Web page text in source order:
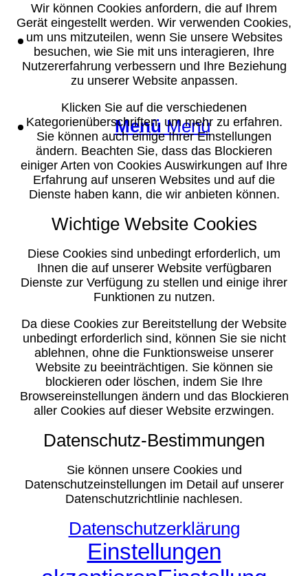
Suche
Menü Menü
Wir können Cookies anfordern, die auf Ihrem
Gerät eingestellt werden. Wir verwenden Cookies,
um uns mitzuteilen, wenn Sie unsere Websites
besuchen, wie Sie mit uns interagieren, Ihre
Nutzererfahrung verbessern und Ihre Beziehung
zu unserer Website anpassen.
Klicken Sie auf die verschiedenen
Kategorienüberschriften, um mehr zu erfahren.
Sie können auch einige Ihrer Einstellungen
ändern. Beachten Sie, dass das Blockieren
einiger Arten von Cookies Auswirkungen auf Ihre
Erfahrung auf unseren Websites und auf die
Dienste haben kann, die wir anbieten können.
Wichtige Website Cookies
Diese Cookies sind unbedingt erforderlich, um
Ihnen die auf unserer Website verfügbaren
Dienste zur Verfügung zu stellen und einige ihrer
Funktionen zu nutzen.
Da diese Cookies zur Bereitstellung der Website
unbedingt erforderlich sind, können Sie sie nicht
ablehnen, ohne die Funktionsweise unserer
Website zu beeinträchtigen. Sie können sie
blockieren oder löschen, indem Sie Ihre
Browsereinstellungen ändern und das Blockieren
aller Cookies auf dieser Website erzwingen.
Datenschutz-Bestimmungen
Sie können unsere Cookies und
Datenschutzeinstellungen im Detail auf unserer
Datenschutzrichtlinie nachlesen.
Datenschutzerklärung
Einstellungen